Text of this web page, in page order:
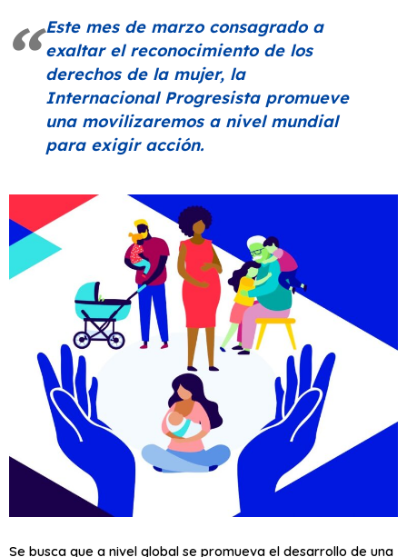
Este mes de marzo consagrado a
exaltar el reconocimiento de los
derechos de la mujer, la
Internacional Progresista promueve
una movilizaremos a nivel mundial
para exigir acción.
Se busca que a nivel global se promueva el desarrollo de una